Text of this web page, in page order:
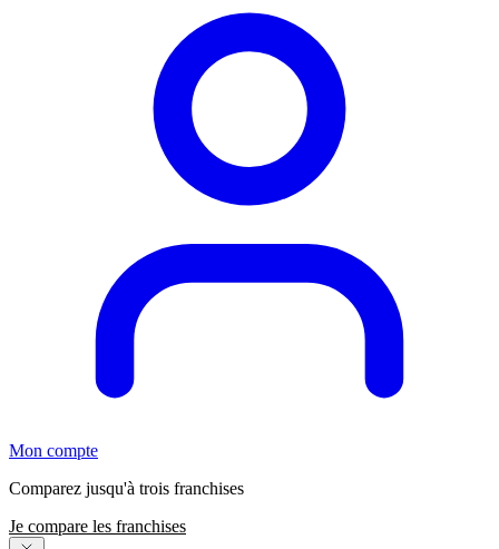
Mon compte
Comparez jusqu'à trois franchises
Je compare les franchises